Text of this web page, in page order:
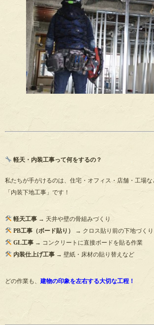
軽天・内装工事って何をするの？
私たちが手がけるのは、住宅・オフィス・店舗・工場
「内装下地工事」です！
軽天工事→ 天井や壁の骨組みづくり
PB工事（ボード貼り）
→ クロス貼り前の下地づくり
GL工事→ コンクリートに直接ボードを貼る作業
内装仕上げ工事→ 壁紙・床材の貼り替えなど
どの作業も、 建物の印象を左右する大切な工程！